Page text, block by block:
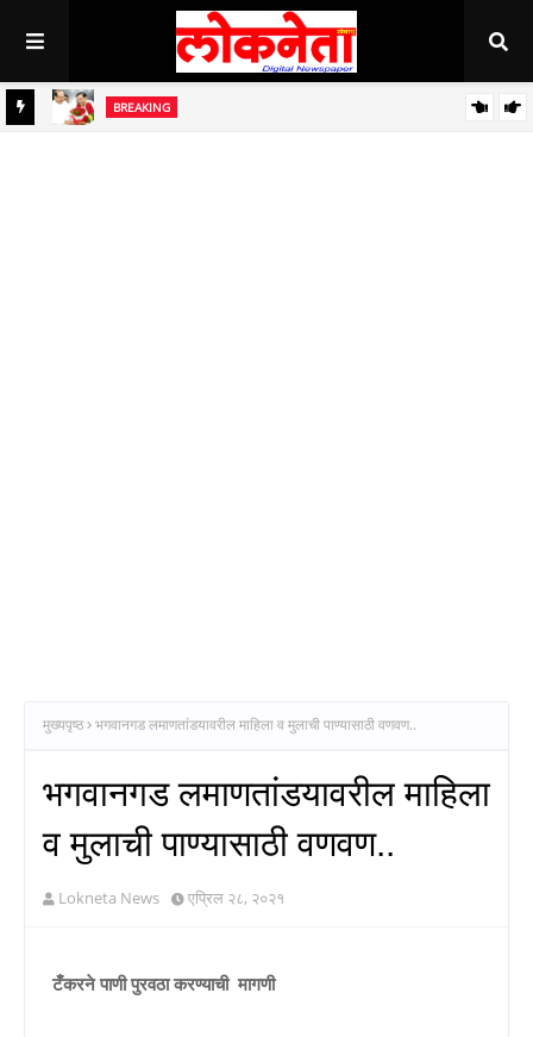
BREAKING
मुख्यपृष्ठ भगवानगड लमाणतांडयावरील माहिला व मुलाची पाण्यासाठी वणवण..
भगवानगड लमाणतांडयावरील माहिला
व मुलाची पाण्यासाठी वणवण..
Lokneta News एप्रिल २८, २०२१
टँकरने पाणी पुरवठा करण्याची मागणी